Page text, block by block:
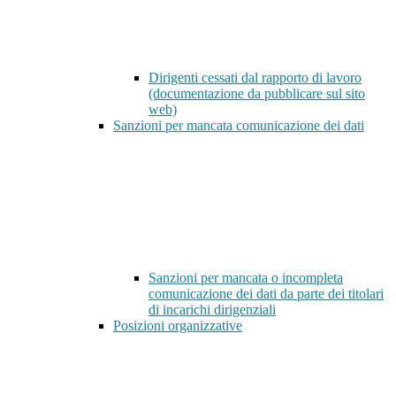
Dirigenti cessati dal rapporto di lavoro
(documentazione da pubblicare sul sito
web)
Sanzioni per mancata comunicazione dei dati
Sanzioni per mancata o incompleta
comunicazione dei dati da parte dei titolari
di incarichi dirigenziali
Posizioni organizzative